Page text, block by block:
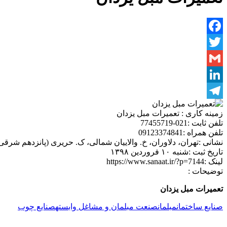
Facebook
Twitter
Gmail
LinkedIn
Telegram
زمینه کاری : تعمیرات مبل یزدان
تلفن ثابت :021-77455719
تلفن همراه :09123374841
نشانی :تهران، دلاوران، خ. والاییان شمالی، ک. حریری (پانزدهم
تاریخ ثبت :شنبه ۱۰ فروردین ۱۳۹۸
لینک :https://www.sanaat.ir/?p=7144
توضیحات :
تعمیرات مبل یزدان
صنایع ساختمانمبلمانصنعت مبلمان و مشاغل وابستهصنایع چوب